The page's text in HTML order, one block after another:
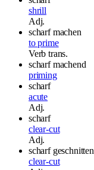
shrill
Adj.
scharf machen
to prime
Verbtrans.
scharf machend
priming
scharf
acute
Adj.
scharf
clear-cut
Adj.
scharf geschnitten
clear-cut